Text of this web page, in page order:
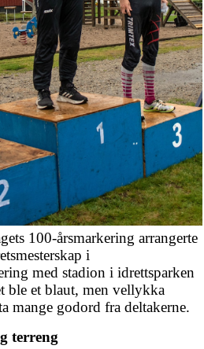
100-årsmarkering arrangerte
i
med stadion i idrettsparken
ble et blaut, men vellykka
mange godord fra deltakerne.
terreng